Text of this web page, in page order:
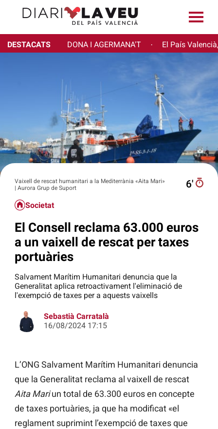
DESTACATS DONA I AGERMANA'T · El País
Vaixell de rescat humanitari a la Mediterrània «Aita Mari»
| Aurora Grup de Suport
6′
Societat
El Consell reclama 63.000 euros
a un vaixell de rescat per taxes
portuàries
Salvament Marítim Humanitari denuncia que la
Generalitat aplica retroactivament l'eliminació de
l'exempció de taxes per a aquests vaixells
Sebastià Carratalà
16/08/2024 17:15
L’ONG Salvament Marítim Humanitari denuncia
que la Generalitat reclama al vaixell de rescat
Aita Mariun total de 63.300 euros en concepte
de taxes portuàries, ja que ha modificat «el
reglament suprimint l’exempció de taxes que